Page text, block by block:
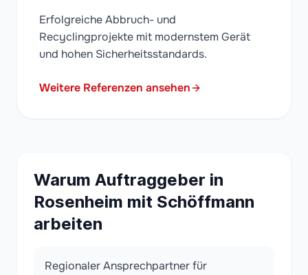
Erfolgreiche Abbruch- und
Recyclingprojekte mit modernstem Gerät
und hohen Sicherheitsstandards.
Weitere Referenzen ansehen
Warum Auftraggeber in
Rosenheim mit Schöffmann
arbeiten
Regionaler Ansprechpartner für